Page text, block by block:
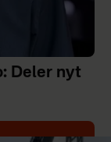
Deler nyt